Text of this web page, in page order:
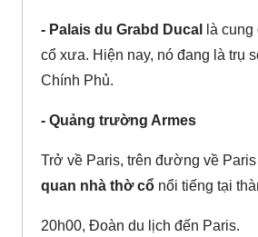
- Palais du Grabd Ducal
là
cổ xưa. Hiện nay, nó đang là trụ
Chính Phủ.
- Quảng trường Armes
Trở về Paris, trên đường về
quan nhà thờ cổ nổi tiếng tại
20h00, Đoàn du lịch đến Paris.